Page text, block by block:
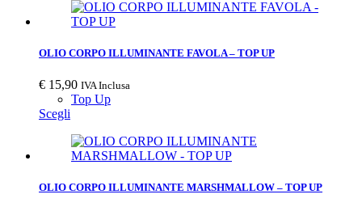
OLIO CORPO ILLUMINANTE FAVOLA – TOP UP
€ 15,90 IVA Inclusa
Top Up
Scegli
OLIO CORPO ILLUMINANTE MARSHMALLOW – TOP UP